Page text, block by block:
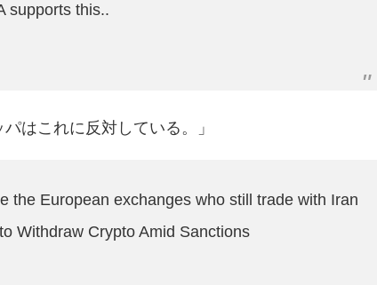
supports this..
はこれに反対している。」
the European exchanges who still trade with Iran
Withdraw Crypto Amid Sanctions